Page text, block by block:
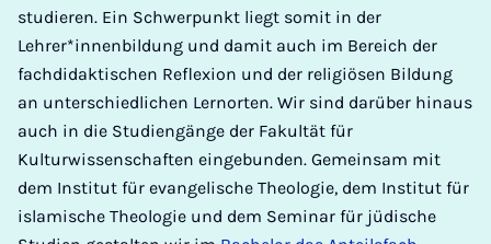
studieren. Ein Schwerpunkt liegt somit in der
Lehrer*innenbildung und damit auch im Bereich der
fachdidaktischen Reflexion und der religiösen Bildung
an unterschiedlichen Lernorten. Wir sind darüber hinaus
auch in die Studiengänge der Fakultät für
Kulturwissenschaften eingebunden. Gemeinsam mit
dem Institut für evangelische Theologie, dem Institut für
islamische Theologie und dem Seminar für jüdische